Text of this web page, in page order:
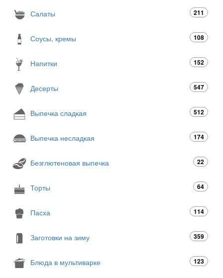
Салаты 211
Соусы, кремы 108
Напитки 152
Десерты 547
Выпечка сладкая 512
Выпечка несладкая 174
Безглютеновая выпечка 22
Торты 64
Пасха 114
Заготовки на зиму 359
Блюда в мультиварке 123